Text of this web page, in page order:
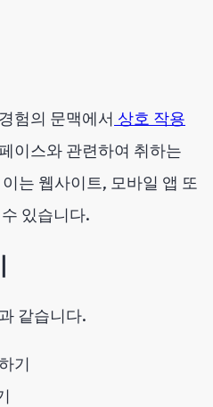
험의 문맥에서 상호 작용
이스와 관련하여 취하는
는 웹사이트, 모바일 앱 또
있습니다.
같습니다.
기